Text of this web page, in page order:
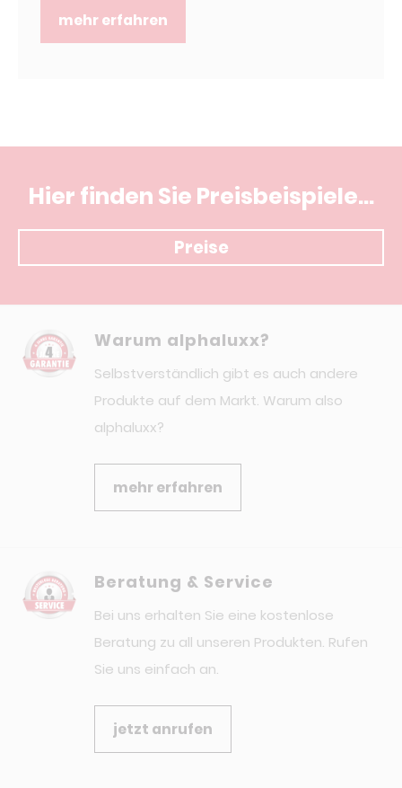
mehr erfahren
Hier finden Sie Preisbeispiele...
Preise
Warum alphaluxx?
Selbstverständlich gibt es auch andere
Produkte auf dem Markt. Warum also
alphaluxx?
mehr erfahren
Beratung & Service
Bei uns erhalten Sie eine kostenlose
Beratung zu all unseren Produkten. Rufen
Sie uns einfach an.
jetzt anrufen